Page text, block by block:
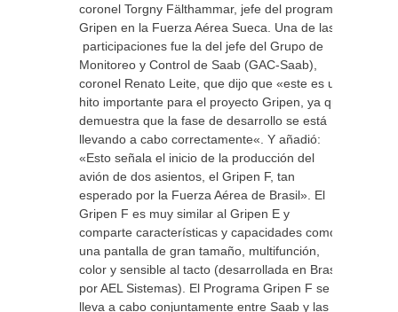
coronel Torgny Fälthammar, jefe del programa
Gripen en la Fuerza Aérea Sueca. Una de las
participaciones fue la del jefe del Grupo de
Monitoreo y Control de Saab (GAC-Saab),
coronel Renato Leite, que dijo que «este es un
hito importante para el proyecto Gripen, ya que
demuestra que la fase de desarrollo se está
llevando a cabo correctamente«. Y añadió:
«Esto señala el inicio de la producción del
avión de dos asientos, el Gripen F, tan
esperado por la Fuerza Aérea de Brasil». El
Gripen F es muy similar al Gripen E y
comparte características y capacidades como
una pantalla de gran tamaño, multifunción,
color y sensible al tacto (desarrollada en Brasil
por AEL Sistemas). El Programa Gripen F se
lleva a cabo conjuntamente entre Saab y las